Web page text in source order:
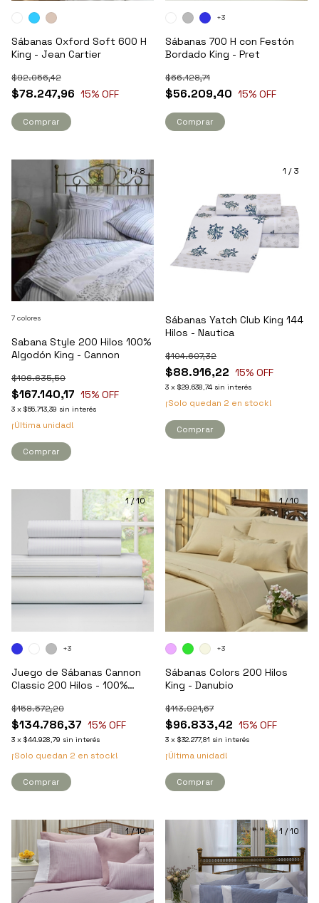
Sábanas Oxford Soft 600 H
King - Jean Cartier
$78.247,96
$92.056,42
15% OFF
Comprar
Sábanas 700 H con Festón
Bordado King - Pret
$56.209,40
$66.128,71
15% OFF
+3
Comprar
1/8
Sabana Style 200 Hilos 100%
Algodón King - Cannon
$167.140,17
$196.635,50
15% OFF
3 x $55.713,39 sin interés
¡Última unidad!
7 colores
Comprar
1 /3
Sábanas Yatch Club King 144
Hilos - Nautica
$88.916,22
$104.607,32
15% OFF
3 x $29.638,74 sin interés
¡Solo quedan 2 en stock!
Comprar
1/10
Juego de Sábanas Cannon
Classic 200 Hilos - 100%
$134.786,37
$158.572,20
15% OFF
3 x $44.928,79 sin interés
¡Solo quedan 2 en stock!
+3
Comprar
1/10
Sábanas Colors 200 Hilos
King - Danubio
$96.833,42
$113.921,67
15% OFF
3 x $32.277,81 sin interés
¡Última unidad!
+3
Comprar
1/10 1 /10